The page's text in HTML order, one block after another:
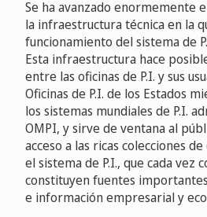
Se ha avanzado enormemente
la infraestructura técnica en la
funcionamiento del sistema de
Esta infraestructura hace
entre las oficinas de P.I. y sus
Oficinas de P.I. de los Estados
los sistemas mundiales de P.I.
OMPI, y sirve de ventana al
acceso a las ricas colecciones
el sistema de P.I., que cada vez
constituyen fuentes
e información empresarial y